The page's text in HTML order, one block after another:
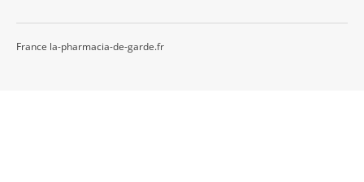
France la-pharmacia-de-garde.fr